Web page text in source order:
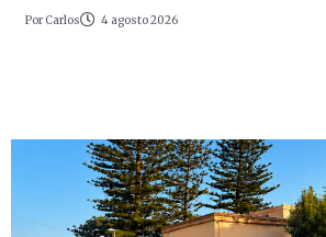
Por Carlos 4 agosto 2026